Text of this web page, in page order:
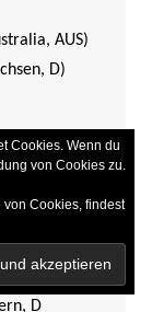
AUS)
D)
D
Cookies. Wenn du
von Cookies zu.
Cookies, findest